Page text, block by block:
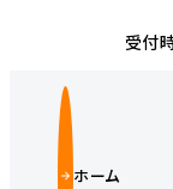
受付
ホーム